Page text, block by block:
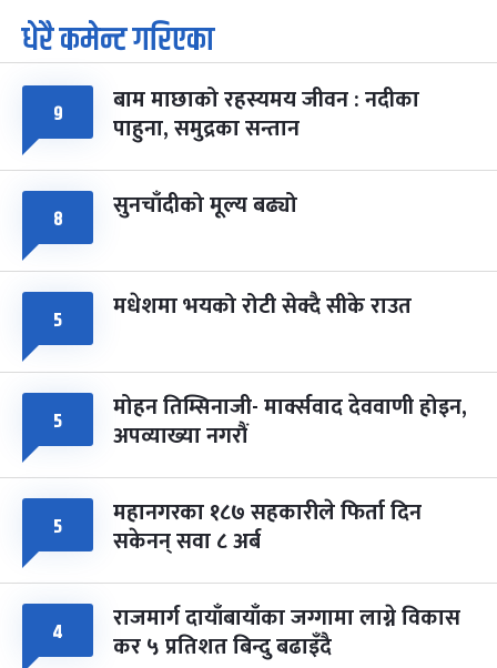
७
आइत
पूर्णिमा व्रत
चैत्र ७, २०८३-
८
सोम
फागुपूर्णिमा
चैत्र ८, २०८३-Mar 22, 2027
७ महिना बाँकी
धेरै कमेन्ट गरिएका
९ बाम माछाको रहस्यमय जीवन : नदीका
पाहुना, समुद्रका सन्तान
८ सुनचाँदीको मूल्य बढ्यो
५ मधेशमा भयको रोटी सेक्दै सीके राउत
५ मोहन तिम्सिनाजी- मार्क्सवाद देववाणी होइन,
अपव्याख्या नगरौं
५ महानगरका १८७ सहकारीले फिर्ता दिन
सकेनन् सवा ८ अर्ब
४ राजमार्ग दायाँबायाँका जग्गामा लाग्ने विकास
कर ५ प्रतिशत बिन्दु बढाइँदै